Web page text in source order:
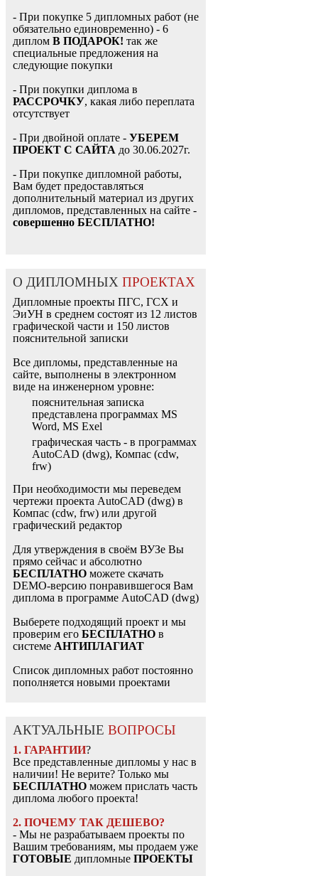
- При покупке 5 дипломных работ (не
обязательно единовременно) - 6
диплом В ПОДАРОК! так же
специальные предложения на
следующие покупки
- При покупки диплома в
РАССРОЧКУ, какая либо переплата
отсутствует
- При двойной оплате - УБЕРЕМ
ПРОЕКТ С САЙТА до 30.06.2027г.
- При покупке дипломной работы,
Вам будет предоставляться
дополнительный материал из других
дипломов, представленных на сайте -
совершенно БЕСПЛАТНО!
О ДИПЛОМНЫХ ПРОЕКТАХ
Дипломные проекты ПГС, ГСХ и
ЭиУН в среднем состоят из 12 листов
графической части и 150 листов
пояснительной записки
Все дипломы, представленные на
сайте, выполнены в электронном
виде на инженерном уровне:
пояснительная записка
представлена программах MS
Word, MS Exel
графическая часть - в программах
AutoCAD (dwg), Компас (cdw,
frw)
При необходимости мы переведем
чертежи проекта AutoCAD (dwg) в
Компас (cdw, frw) или другой
графический редактор
Для утверждения в своём ВУЗе Вы
прямо сейчас и абсолютно
БЕСПЛАТНО можете скачать
DEMO-версию понравившегося Вам
диплома в программе AutoCAD (dwg)
Выберете подходящий проект и мы
проверим его БЕСПЛАТНО в
системе АНТИПЛАГИАТ
Список дипломных работ постоянно
пополняется новыми проектами
АКТУАЛЬНЫЕ ВОПРОСЫ
1. ГАРАНТИИ?
Все представленные дипломы у нас в
наличии! Не верите? Только мы
БЕСПЛАТНО можем прислать часть
диплома любого проекта!
2. ПОЧЕМУ ТАК ДЕШЕВО?
- Мы не разрабатываем проекты по
Вашим требованиям, мы продаем уже
ГОТОВЫЕ дипломные ПРОЕКТЫ